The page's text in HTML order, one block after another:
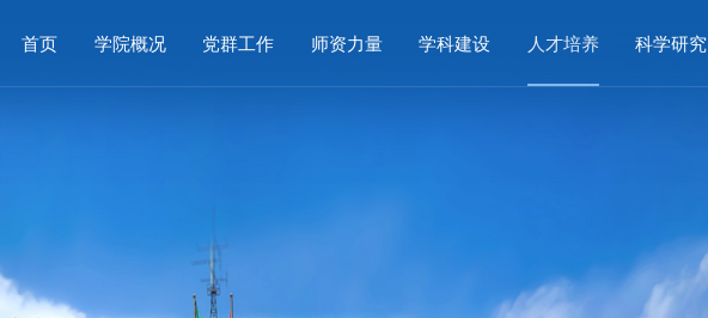
首页 学院概况 党群工作 师资力量 学科建设 人才培养 科学研究